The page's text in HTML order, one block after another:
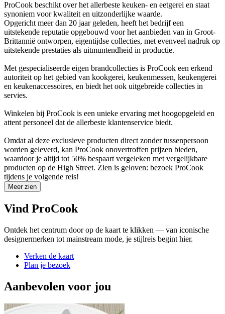
ProCook beschikt over het allerbeste keuken- en eetgerei en staat
synoniem voor kwaliteit en uitzonderlijke waarde.
Opgericht meer dan 20 jaar geleden, heeft het bedrijf een
uitstekende reputatie opgebouwd voor het aanbieden van in Groot-
Brittannië ontworpen, eigentijdse collecties, met evenveel nadruk op
uitstekende prestaties als uitmuntendheid in productie.
Met gespecialiseerde eigen brandcollecties is ProCook een erkend
autoriteit op het gebied van kookgerei, keukenmessen, keukengerei
en keukenaccessoires, en biedt het ook uitgebreide collecties in
servies.
Winkelen bij ProCook is een unieke ervaring met hoogopgeleid en
attent personeel dat de allerbeste klantenservice biedt.
Omdat al deze exclusieve producten direct zonder tussenpersoon
worden geleverd, kan ProCook onovertroffen prijzen bieden,
waardoor je altijd tot 50% bespaart vergeleken met vergelijkbare
producten op de High Street. Zien is geloven: bezoek ProCook
tijdens je volgende reis!
Meer zien
Vind ProCook
Ontdek het centrum door op de kaart te klikken — van iconische
designermerken tot mainstream mode, je stijlreis begint hier.
Verken de kaart
Plan je bezoek
Aanbevolen voor jou